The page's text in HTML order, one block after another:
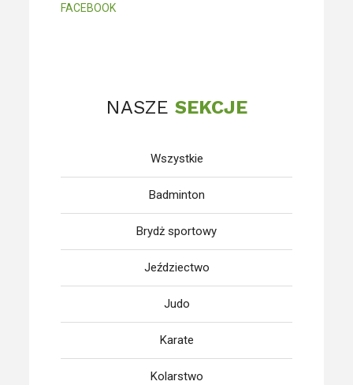
FACEBOOK
NASZE SEKCJE
Wszystkie
Badminton
Brydż sportowy
Jeździectwo
Judo
Karate
Kolarstwo